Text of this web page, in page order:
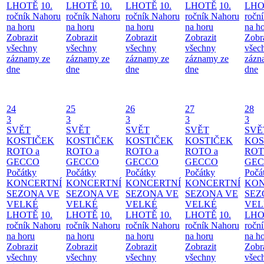
LHOTĚ 10.
ročník Nahoru
na horu
Zobrazit
všechny
záznamy ze
dne
LHOTĚ 10.
ročník Nahoru
na horu
Zobrazit
všechny
záznamy ze
dne
LHOTĚ 10.
ročník Nahoru
na horu
Zobrazit
všechny
záznamy ze
dne
LHOTĚ 10.
ročník Nahoru
na horu
Zobrazit
všechny
záznamy ze
dne
na
dne
24
3
SVĚT
KOSTIČEK
ROTO a
GECCO
Počátky
KONCERTNÍ
SEZONA VE
VELKÉ
LHOTĚ 10.
ročník Nahoru
na horu
Zobrazit
všechny
25
3
SVĚT
KOSTIČEK
ROTO a
GECCO
Počátky
KONCERTNÍ
SEZONA VE
VELKÉ
LHOTĚ 10.
ročník Nahoru
na horu
Zobrazit
všechny
26
3
SVĚT
KOSTIČEK
ROTO a
GECCO
Počátky
KONCERTNÍ
SEZONA VE
VELKÉ
LHOTĚ 10.
ročník Nahoru
na horu
Zobrazit
všechny
27
3
SVĚT
KOSTIČEK
ROTO a
GECCO
Počátky
KONCERTNÍ
SEZONA VE
VELKÉ
LHOTĚ 10.
ročník Nahoru
na horu
Zobrazit
všechny
28
3
na